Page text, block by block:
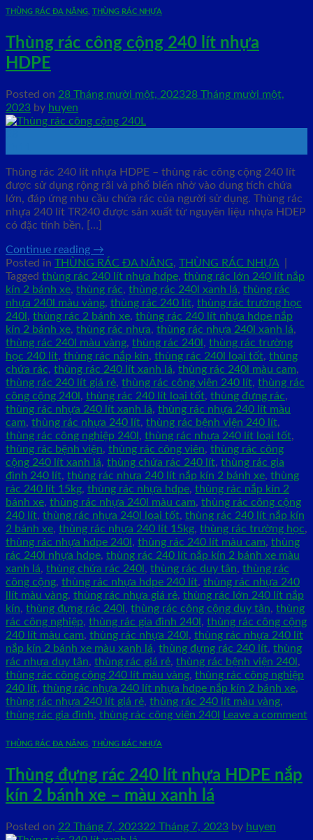
THÙNG RÁC ĐA NĂNG THÙNG RÁC NHỰA
Thùng rác công cộng 240 lít nhựa
HDPE
Posted on 28 Tháng mười một, 202328 Tháng mười một,
2023 by huyen
Thùng rác 240 lít nhựa HDPE – thùng rác công cộng 240 lít
được sử dụng rộng rãi và phổ biến nhờ vào dung tích chứa
lớn, đáp ứng nhu cầu chứa rác của người sử dụng. Thùng rác
nhựa 240 lít TR240 được sản xuất từ nguyên liệu nhựa HDEP
có đặc tính bền, […]
Continue reading →
Posted in THÙNG RÁC ĐA NĂNG, THÙNG RÁC NHỰA
Tagged thùng rác 240 lít nhựa hdpe, thùng rác lớn 240 lít nắp
kín 2 bánh xe, thùng rác, thùng rác 240l xanh lá, thùng rác
nhựa 240l màu vàng, thùng rác 240 lít, thùng rác trường học
240l , thùng rác 2 bánh xe, thùng rác 240 lít nhựa hdpe nắp
kín 2 bánh xe, thùng rác nhựa, thùng rác nhựa 240l xanh lá,
thùng rác 240l màu vàng, thùng rác 240l , thùng rác trường
học 240 lít, thùng rác nắp kín, thùng rác 240l loại tốt, thùng
chứa rác, thùng rác 240 lít xanh lá, thùng rác 240l màu cam,
thùng rác 240 lít giá rẻ, thùng rác công viên 240 lít, thùng rác
công cộng 240l , thùng rác 240 lít loại tốt, thùng đựng rác,
thùng rác nhựa 240 lít xanh lá, thùng rác nhựa 240 lít màu
cam, thùng rác nhựa 240 lít, thùng rác bệnh viện 240 lít,
thùng rác công nghiệp 240l , thùng rác nhựa 240 lít loại tốt,
thùng rác bệnh viện, thùng rác công viên, thùng rác công
cộng 240 lít xanh lá, thùng chứa rác 240 lít, thùng rác gia
đình 240 lít, thùng rác nhựa 240 lít nắp kín 2 bánh xe, thùng
rác 240 lít 15kg, thùng rác nhựa hdpe, thùng rác nắp kín 2
bánh xe, thùng rác nhựa 240l màu cam, thùng rác công cộng
240 lít, thùng rác nhựa 240l loại tốt, thùng rác 240 lít nắp kín
2 bánh xe, thùng rác nhựa 240 lít 15kg, thùng rác trường học,
thùng rác nhựa hdpe 240l , thùng rác 240 lít màu cam, thùng
rác 240l nhựa hdpe, thùng rác 240 lít nắp kín 2 bánh xe màu
xanh lá, thùng chứa rác 240l , thùng rác duy tân, thùng rác
công cộng, thùng rác nhựa hdpe 240 lít, thùng rác nhựa 240
llít màu vàng, thùng rác nhựa giá rẻ, thùng rác lớn 240 lít nắp
kín, thùng đựng rác 240l , thùng rác công cộng duy tân, thùng
rác công nghiệp, thùng rác gia đình 240l , thùng rác công cộng
240 lít màu cam, thùng rác nhựa 240l , thùng rác nhựa 240 lít
nắp kín 2 bánh xe màu xanh lá, thùng đựng rác 240 lít, thùng
rác nhựa duy tân, thùng rác giá rẻ, thùng rác bệnh viện 240l ,
thùng rác công cộng 240 lít màu vàng, thùng rác công nghiệp
240 lít, thùng rác nhựa 240 lít nhựa hdpe nắp kín 2 bánh xe,
thùng rác nhựa 240 lít giá rẻ, thùng rác 240 lít màu vàng,
thùng rác gia đình, thùng rác công viên 240l Leave a comment
THÙNG RÁC ĐA NĂNG THÙNG RÁC NHỰA
Thùng đựng rác 240 lít nhựa HDPE nắp
kín 2 bánh xe – màu xanh lá
Posted on 22 Tháng 7, 202322 Tháng 7, 2023 by huyen